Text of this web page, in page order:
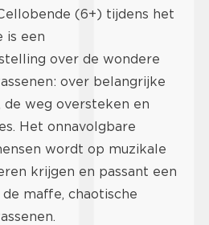
(6+) tijdens het
is een
over de wondere
over belangrijke
de weg oversteken en
Het onnavolgbare
wordt op muzikale
krijgen en passant een
maffe, chaotische